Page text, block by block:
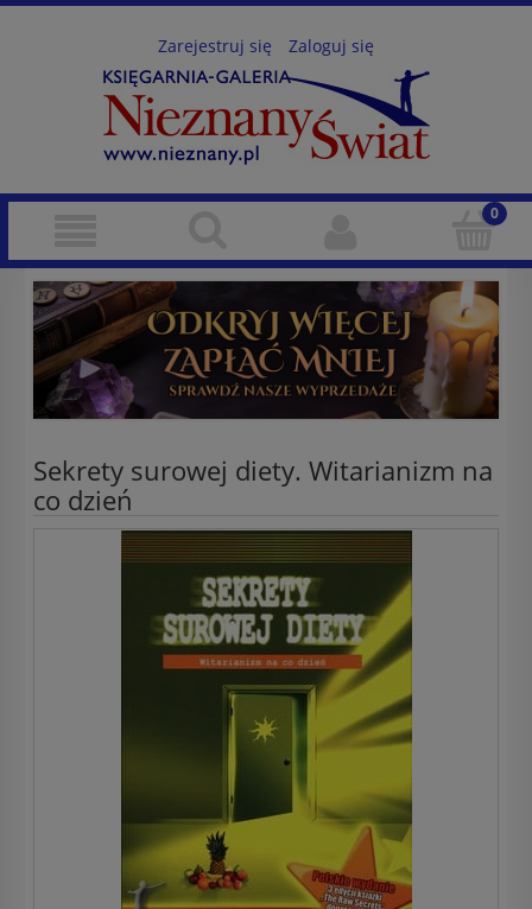
Zarejestruj się Zaloguj się
Sekrety surowej diety. Witarianizm na
co dzień